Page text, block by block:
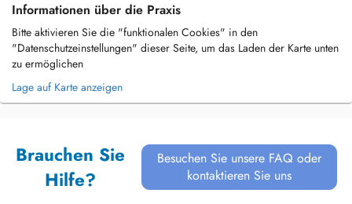
Informationen über die Praxis
Bitte aktivieren Sie die "funktionalen Cookies" in den
"Datenschutzeinstellungen" dieser Seite, um das Laden der Karte unten
zu ermöglichen
Lage auf Karte anzeigen
Brauchen Sie
Hilfe?
Besuchen Sie unsere FAQ oder
kontaktieren Sie uns